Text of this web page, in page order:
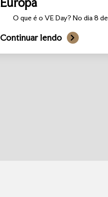
O que é o VE Day? No dia 8
Continuar lendo